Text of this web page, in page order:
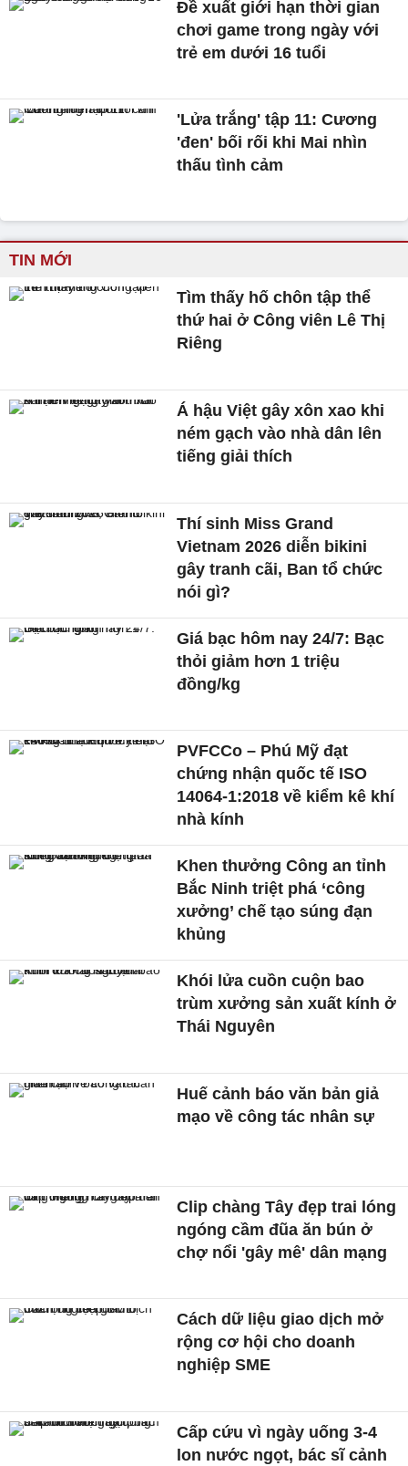
Đề xuất giới hạn thời gian
chơi game trong ngày với
trẻ em dưới 16 tuổi
'Lửa trắng' tập 11: Cương
'đen' bối rối khi Mai nhìn
thấu tình cảm
TIN MỚI
Tìm thấy hố chôn tập thể
thứ hai ở Công viên Lê Thị
Riêng
Á hậu Việt gây xôn xao khi
ném gạch vào nhà dân lên
tiếng giải thích
Thí sinh Miss Grand
Vietnam 2026 diễn bikini
gây tranh cãi, Ban tổ chức
nói gì?
Giá bạc hôm nay 24/7: Bạc
thỏi giảm hơn 1 triệu
đồng/kg
PVFCCo – Phú Mỹ đạt
chứng nhận quốc tế ISO
14064-1:2018 về kiểm kê khí
nhà kính
Khen thưởng Công an tỉnh
Bắc Ninh triệt phá ‘công
xưởng’ chế tạo súng đạn
khủng
Khói lửa cuồn cuộn bao
trùm xưởng sản xuất kính ở
Thái Nguyên
Huế cảnh báo văn bản giả
mạo về công tác nhân sự
Clip chàng Tây đẹp trai lóng
ngóng cầm đũa ăn bún ở
chợ nổi 'gây mê' dân mạng
Cách dữ liệu giao dịch mở
rộng cơ hội cho doanh
nghiệp SME
Cấp cứu vì ngày uống 3-4
lon nước ngọt, bác sĩ cảnh